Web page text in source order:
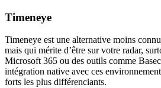
Timeneye
Timeneye est une alternative moins
mais qui mérite d’être sur votre radar,
Microsoft 365 ou des outils comme
intégration native avec ces
forts les plus différenciants.